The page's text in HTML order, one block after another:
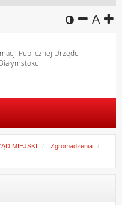
wersja
A
Publicznej Urzędu
MIEJSKI
Zgromadzenia